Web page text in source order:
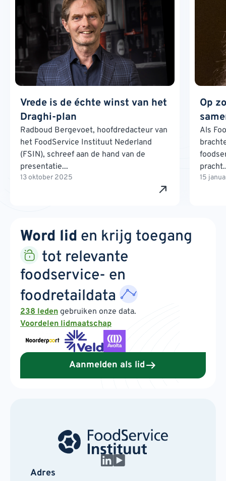
Vrede is de échte winst van het
Draghi-plan
Radboud Bergevoet, hoofdredacteur van
het FoodService Instituut Nederland
(FSIN), schreef aan de hand van de
presentatie...
13 oktober 2025
Op
Als
15
Word lid en krijg toegang
tot relevante
foodservice- en
foodretaildata
238 leden gebruiken onze data.
Voordelen lidmaatschap
Aanmelden als lid
Adres